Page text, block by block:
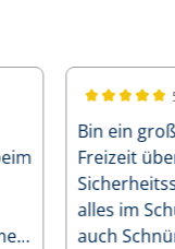
Bin ein
Freizeit
alles im
auch